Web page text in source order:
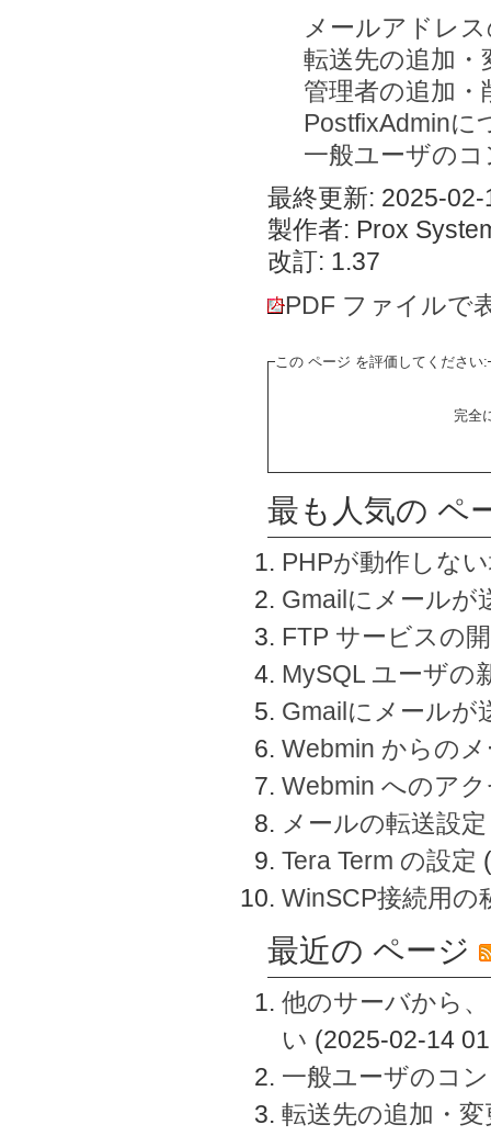
メールアドレ
転送先の追加・
管理者の追加・
PostfixAdminに
一般ユーザの
最終更新: 2025-
製作者: Prox
改訂: 1.37
PDF ファイルで
この ページ を評価してください:
完全
最も人気の ペ
PHPが動作しな
Gmailにメールが
FTP サービスの
MySQL ユーザの
Gmailにメールが
Webmin からの
Webmin へのア
メールの転送設定
Tera Term の設定
WinSCP接続用の
最近の ページ
他のサーバから
い (2025-02-14
一般ユーザのコ
転送先の追加・